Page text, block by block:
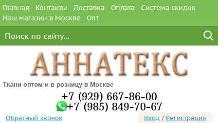
Главная Контакты Доставка Оплата
Система скидок
Наш магазин в Москве
Опт
Ткани оптом и в розницу в Москве
+7 (929) 667-86-00
+7 (985) 849-70-67
Обратный звонок Вход / Регистрация